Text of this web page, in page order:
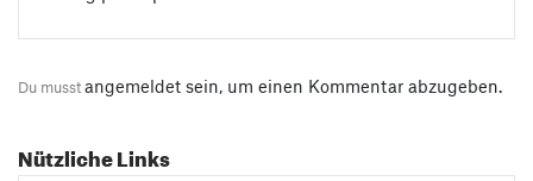
Du musstangemeldet sein, um einen Kommentar abzugeben.
Nützliche Links